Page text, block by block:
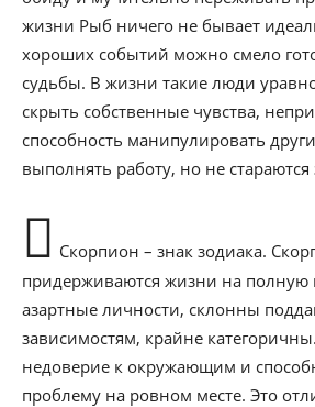
жизни Рыб ничего не бывает
хороших событий можно смело
судьбы. В жизни такие люди
скрыть собственные чувства,
способность манипулировать
выполнять работу, но не стараются
Скорпион – знак зодиака.
придерживаются жизни на полную
азартные личности, склонны
зависимостям, крайне
недоверие к окружающим и
проблему на ровном месте. Это